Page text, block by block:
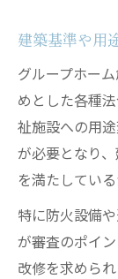
建築基準や用
グループホー
めとした各種
祉施設への用
が必要となり
を満たしてい
特に防火設備
が審査のポイ
改修を求めら